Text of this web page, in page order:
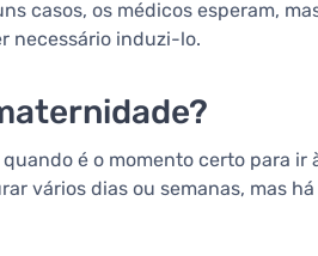
casos, os médicos esperam,
necessário induzi-lo.
é o momento certo para ir
vários dias ou semanas, mas